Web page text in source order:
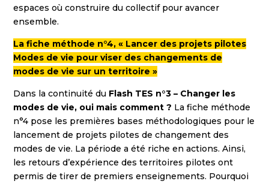
espaces où construire du collectif pour avancer
ensemble.
La fiche méthode n°4, « Lancer des projets pilotes
Modes de vie pour viser des changements de
modes de vie sur un territoire »
Dans la continuité du Flash TES n°3 – Changer les
modes de vie, oui mais comment ? La fiche méthode
n°4 pose les premières bases méthodologiques pour le
lancement de projets pilotes de changement des
modes de vie. La période a été riche en actions. Ainsi,
les retours d’expérience des territoires pilotes ont
permis de tirer de premiers enseignements. Pourquoi